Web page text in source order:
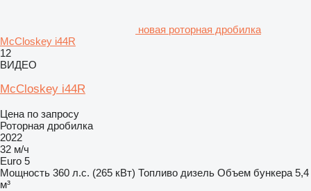
новая роторная дробилка
McCloskey i44R
12
ВИДЕО
McCloskey i44R
Цена по запросу
Роторная дробилка
2022
32 м/ч
Euro 5
Мощность 360 л.с. (265 кВт) Топливо дизель Объем бункера 5,4
м³